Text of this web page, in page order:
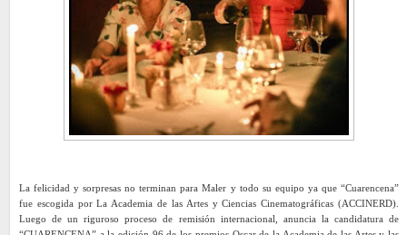
La felicidad y sorpresas no terminan para Maler y todo su equipo ya que “Cuarencena”
fue escogida por La Academia de las Artes y Ciencias Cinematográficas (ACCINERD).
Luego de un riguroso proceso de remisión internacional, anuncia la candidatura de